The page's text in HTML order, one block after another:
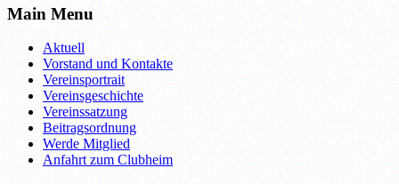
Main Menu
Aktuell
Vorstand und Kontakte
Vereinsportrait
Vereinsgeschichte
Vereinssatzung
Beitragsordnung
Werde Mitglied
Anfahrt zum Clubheim